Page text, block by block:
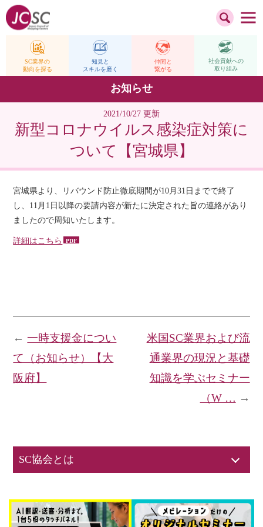
SC業界の
動向を探る
知見と
スキルを磨く
仲間と
繋がる
社会貢献への
取り組み
お知らせ
2021/10/27 更新
新型コロナウイルス感染症対策に
ついて【宮城県】
宮城県より、リバウンド防止徹底期間が10月31日までで終了
し、11月1日以降の要請内容が新たに決定された旨の連絡があり
ましたので周知いたします。
詳細はこちら
米国SC業界および流
通業界の現況と基礎
知識を学ぶセミナー
（W … →
←一時支援金につい
て（お知らせ）【大
阪府】
SC協会とは